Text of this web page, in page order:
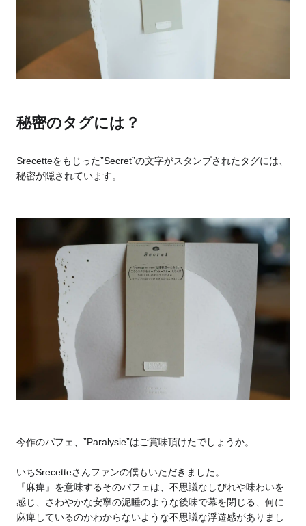
秘密のタグには？
Srecetteをもじった”Secret”の文字がスタンプされたタグには、
秘密が隠されています。
今作のパフェ、”Paralysie”はご賞味頂けたでしょうか。
いちSrecetteさんファンの僕もいただきました。
『麻痺』を意味するそのパフェは、不思議なしびれや味わいを
感じ、さわやかな安寧の泥睡のような後味で幕を閉じる、何に
麻痺しているのかわからないような不思議な浮遊感がありまし